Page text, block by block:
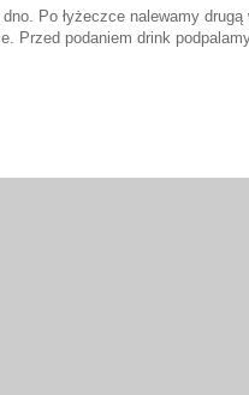
Po łyżeczce nalewamy
Przed podaniem drink